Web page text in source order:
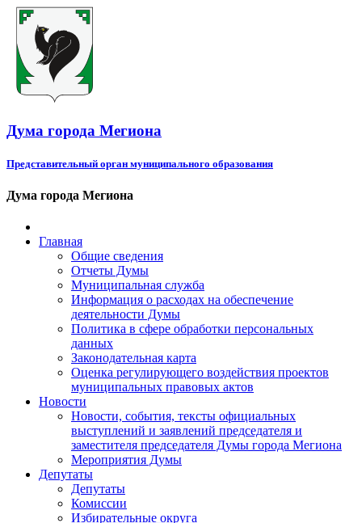
Дума города Мегиона
Представительный орган муниципального образования
Дума города Мегиона
Главная
Общие сведения
Отчеты Думы
Муниципальная служба
Информация о расходах на обеспечение
деятельности Думы
Политика в сфере обработки персональных
данных
Законодательная карта
Оценка регулирующего воздействия проектов
муниципальных правовых актов
Новости
Новости, события, тексты официальных
выступлений и заявлений председателя и
заместителя председателя Думы города Мегиона
Мероприятия Думы
Депутаты
Депутаты
Комиссии
Избирательные округа